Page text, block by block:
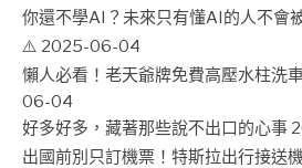
你還不學AI？未來只有懂AI的人不會
⚠️ 2025-06-04
懶人必看！老天爺牌免費高壓水柱洗
06-04
好多好多，藏著那些說不出口的心事
出國前別只訂機票！特斯拉出行接送